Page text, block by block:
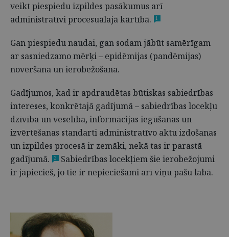
veikt piespiedu izpildes pasākumus arī
administratīvi procesuālajā kārtībā.
1
Gan piespiedu naudai, gan sodam jābūt samērīgam
ar sasniedzamo mērķi – epidēmijas (pandēmijas)
novēršana un ierobežošana.
Gadījumos, kad ir apdraudētas būtiskas sabiedrības
intereses, konkrētajā gadījumā – sabiedrības locekļu
dzīvība un veselība, informācijas iegūšanas un
izvērtēšanas standarti administratīvo aktu izdošanas
un izpildes procesā ir zemāki, nekā tas ir parastā
gadījumā.
2
Sabiedrības locekļiem šie ierobežojumi
ir jāpiecieš, jo tie ir nepieciešami arī viņu pašu labā.